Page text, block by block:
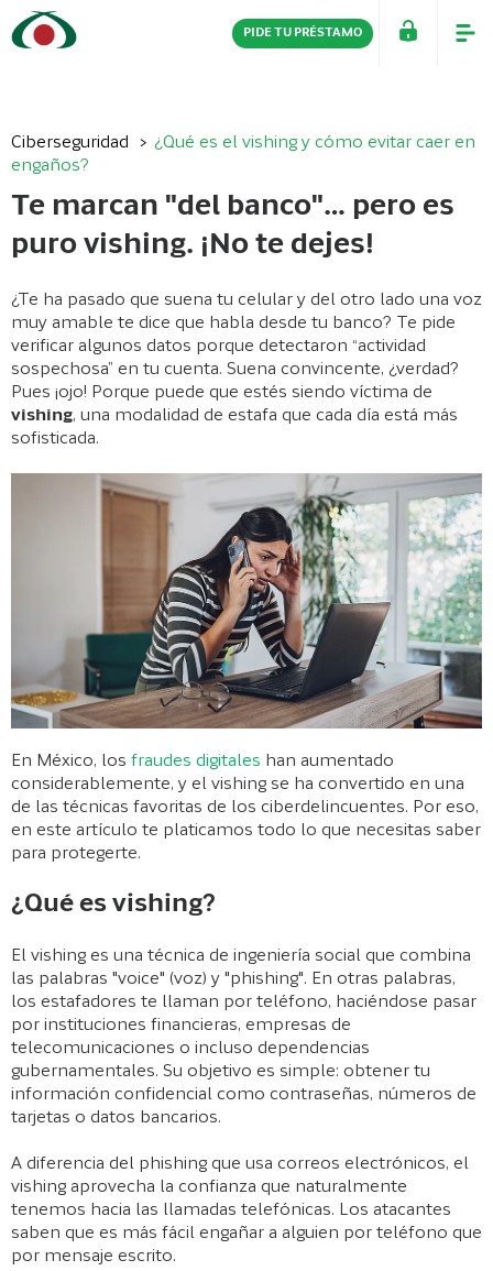
PIDE TU PRÉSTAMO
Ciberseguridad
¿Qué es el vishing y cómo evitar caer en
engaños?
Te marcan "del banco"… pero es
puro vishing. ¡No te dejes!
¿Te ha pasado que suena tu celular y del otro lado una voz
muy amable te dice que habla desde tu banco? Te pide
verificar algunos datos porque detectaron “actividad
sospechosa” en tu cuenta. Suena convincente, ¿verdad?
Pues ¡ojo! Porque puede que estés siendo víctima de
vishing, una modalidad de estafa que cada día está más
sofisticada.
En México, los fraudes digitales han aumentado
considerablemente, y el vishing se ha convertido en una
de las técnicas favoritas de los ciberdelincuentes. Por eso,
en este artículo te platicamos todo lo que necesitas saber
para protegerte.
¿Qué es vishing?
El vishing es una técnica de ingeniería social que combina
las palabras "voice" (voz) y "phishing". En otras palabras,
los estafadores te llaman por teléfono, haciéndose pasar
por instituciones financieras, empresas de
telecomunicaciones o incluso dependencias
gubernamentales. Su objetivo es simple: obtener tu
información confidencial como contraseñas, números de
tarjetas o datos bancarios.
A diferencia del phishing que usa correos electrónicos, el
vishing aprovecha la confianza que naturalmente
tenemos hacia las llamadas telefónicas. Los atacantes
saben que es más fácil engañar a alguien por teléfono que
por mensaje escrito.